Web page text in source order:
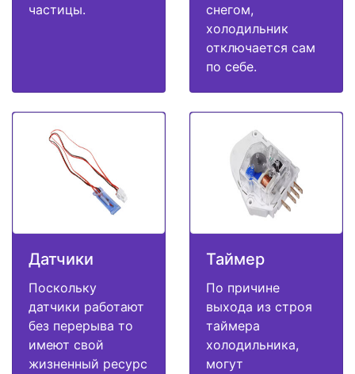
частицы.
снегом,
холодильник
отключается сам
по себе.
Датчики
Поскольку
датчики работают
без перерыва то
имеют свой
жизненный ресурс
Таймер
По причине
выхода из строя
таймера
холодильника,
могут